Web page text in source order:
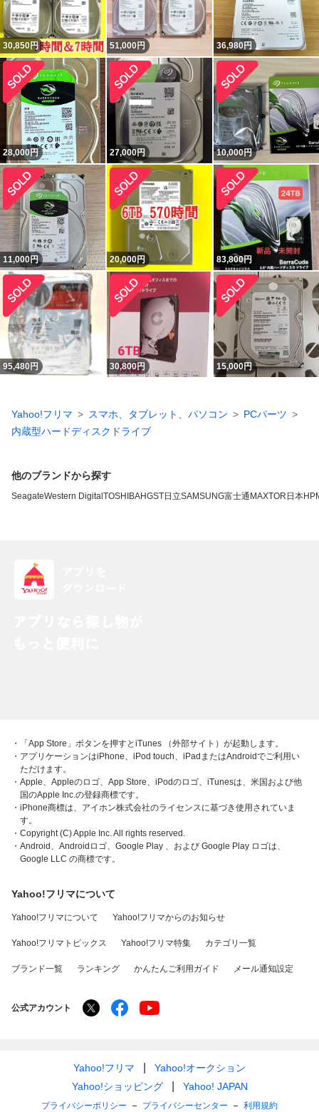
30,850円 51,000円 36,980円
28,000円 27,000円 10,000円
11,000円 20,000円 83,800円
95,480 円 30,800円 15,000円
Yahoo!フリマ スマホ、タブレット、パソコン
PCパーツ
内蔵型ハードディスクドライブ
他のブランドから探す
SeagateWestern Digital TOSHIBAHGST日立SAMSUNG富士通 MAXTOR 日本HP
・「App Store」ボタンを押すとiTunes （外部サイト）が起動します。
・アプリケーションはiPhone、iPod touch、iPadまたはAndroidでご利用い
ただけます。
・Apple、Appleのロゴ、App Store、iPodのロゴ、iTunesは、米国および他
国のApple Inc.の登録商標です。
・iPhone商標は、アイホン株式会社のライセンスに基づき使用されていま
す。
・Copyright (C) Apple Inc. All rights reserved.
・Android、Androidロゴ、Google Play 、および Google Play ロゴは、
Google LLC の商標です。
Yahoo!フリマについて
Yahoo!フリマについて Yahoo!フリマからのお知らせ
Yahoo!フリマトピックス Yahoo!フリマ特集 カテゴリ一覧
ブランド一覧 ランキング かんたんご利用ガイド メール通知設定
公式アカウント
Yahoo!フリマ
Yahoo!オークション
Yahoo!ショッピング
Yahoo! JAPAN
プライバシーポリシー プライバシーセンター 利用規約